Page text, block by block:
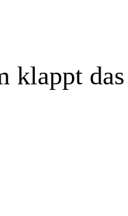
klappt